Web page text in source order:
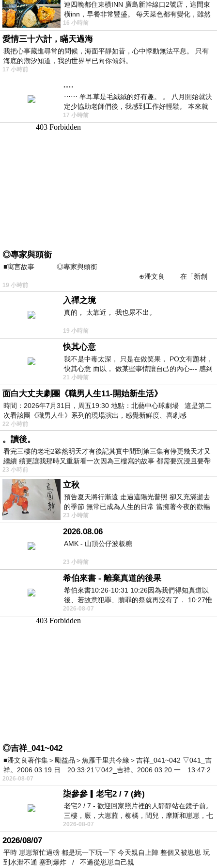
連四晚都住東橫INN 廣島新幹線口2號店，這間東
橫inn，早餐非常豐盛。 每天菜色都有變化，雖然
看到工作人員拿出料理包加熱，但
16 小時前
愛情三十六計，瞞天過海
我把心事藏進尋常的問候，海面平靜如昔，心中悸動無法平息。 只有
海底的潮汐知道，我的世界早已向你傾斜。
17 小時前
….
⋯⋯ 羊耳草是毛絨絨的好有趣。 。 八月開始就決
定少協助老師們後，我感到工作好輕鬆。 本來就
不是我的工作啊。 真
17 小時前
◎專家與頭銜
■寓言故事 ◎專家與頭銜
⊕潘文良 在「新創
之谷」裡——
19 小時前
入禪之境
真的， 太靠近， 我也尿不出。
19 小時前
快其心意
我不是中毒太深， 只是在做笑果， PO文有題材，
快其心意 而以， 做某些事情讓自己的內心--- 感到
愉快。
21 小時前
面白大丈夫劇團《職男人生11-開始新生活》
時間：2026年7月31日，周五19:30 地點：北藝中心球劇場 這是第二
次看該團《職男人生》系列的現場演出，感覺新鮮度、喜劇感
22 小時前
。讀後。
看完三樓的老宅2雖然明天才有後記其實中間到第三集有停更幾天才又
繼續 續更讓我那時又重新看一次因為三樓寫的故事 都需要沉浸且要帶
有
23 小時前
立秋
預告夏天將行漸遠 走過這陽光普照 卻又充滿逝去
的季節 無常已成為人生的日常 當擁著今夜的歡暢
舒心 轉眼驟成昨日 而明晨 太陽
23 小時前
2026.08.06
AMK - 山頂公仔波板糖
23 小時前
希伯來書 - 離棄真道的後果
希伯來書10:26-10:31 10:26因為我們得知真道以
後、若故意犯罪、贖罪的祭就再沒有了． 10:27惟
有戰懼等候審判和那燒滅眾敵人的烈火
2026-08-07
◎吉祥_041~042
■潘文良著作集＞勵益品＞魚雁千里共今緣＞吉祥_041~042 ▽041_吉
祥。2006.03.19.日 20:33:21▽042_吉祥。2006.03.20.一 13:47:2
2026-08-07
柒參參▎老宅2 / 7 (終)
老宅2 / 7 - 歡迎回家照片裡的人靜靜站在鏡子前。
三樓，廄，大崽蕥，柳橘，閆兒，摩斯和崽崽，七
個人整整齊齊地站在鏡框之外，如同
2026-08-07
2026/08/07
平時 崽崽幫忙過磅 都是玩一下玩一下 今天親自上陣 整個又被崽崽 玩
到水泄不通 塞到爆炸 / 不過從崽崽自己親